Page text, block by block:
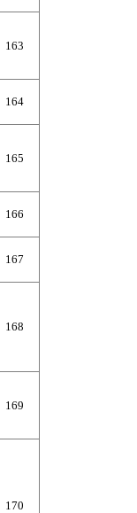
163
164
165
166
167
168
169
170